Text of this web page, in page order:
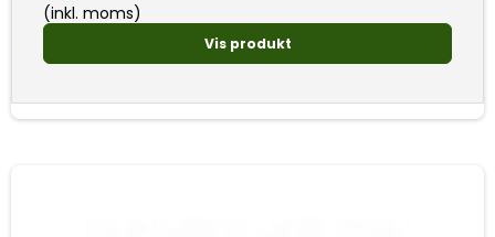
(inkl. moms)
Vis produkt